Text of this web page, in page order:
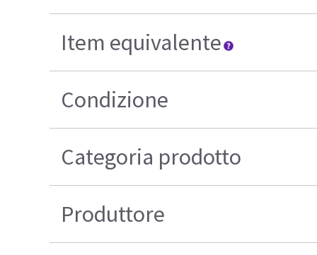
Item equivalente
Condizione
Categoria prodotto
Produttore